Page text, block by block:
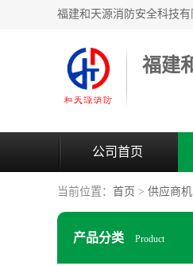
公司首页
当前位置： 首页 > 供应商机
产品分类 Product